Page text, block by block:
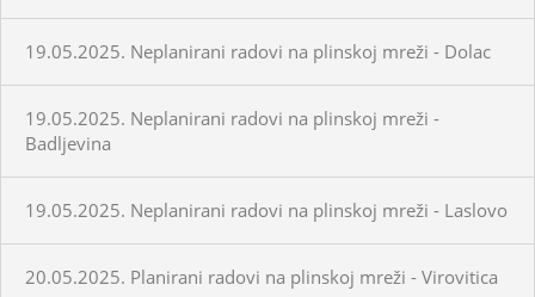
19.05.2025. Neplanirani radovi na plinskoj mreži - Dolac
19.05.2025. Neplanirani radovi na plinskoj mreži -
Badljevina
19.05.2025. Neplanirani radovi na plinskoj mreži - Laslovo
20.05.2025. Planirani radovi na plinskoj mreži - Virovitica